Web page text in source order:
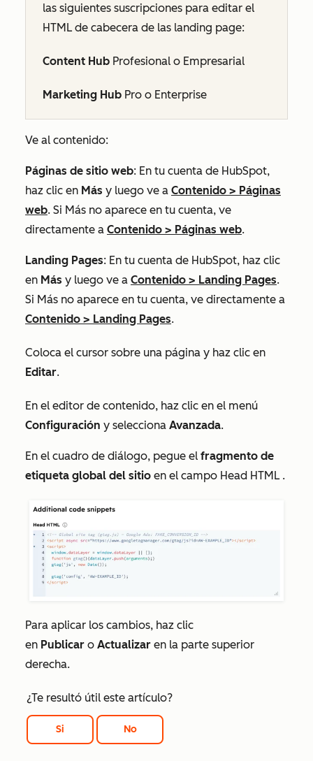
las siguientes suscripciones para editar el
HTML de cabecera de las landing page:
Content Hub Profesional o Empresarial
Marketing Hub Pro o Enterprise
Ve al contenido:
Páginas de sitio web: En tu cuenta de HubSpot,
haz clic en Más y luego ve a Contenido > Páginas
web. Si Más no aparece en tu cuenta, ve
directamente a Contenido > Páginas web.
Landing Pages: En tu cuenta de HubSpot, haz clic
en Más y luego ve a Contenido > Landing Pages.
Si Más no aparece en tu cuenta, ve directamente a
Contenido > Landing Pages.
Coloca el cursor sobre una página y haz clic en
Editar.
En el editor de contenido, haz clic en el menú
Configuración y selecciona Avanzada.
En el cuadro de diálogo, pegue el fragmento de
etiqueta global del sitio en el campo Head HTML .
Para aplicar los cambios, haz clic
en Publicar o Actualizar en la parte superior
derecha.
¿Te resultó útil este artículo?
Si No